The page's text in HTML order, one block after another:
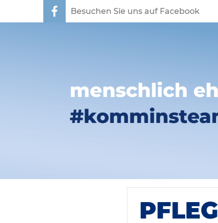
Besuchen Sie uns auf Facebook